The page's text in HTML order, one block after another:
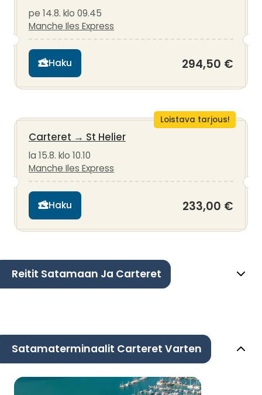
pe 14.8. klo 09.45
Manche Iles Express
Haku 294,50 €
Loistava tarjous!
Carteret → St Helier
la 15.8. klo 10.10
Manche Iles Express
Haku 233,00 €
Reitit Satamaan Ja Carteret
Satamaterminaalit Carteret Varten